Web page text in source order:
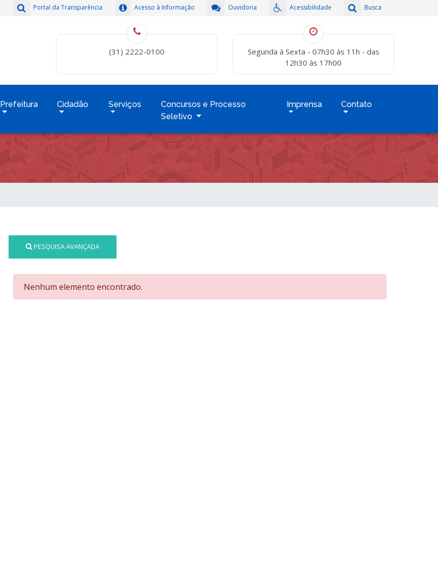
Busca
Acessibilidade
Ouvidoria
Acesso à Informação
Portal da Transparência
(31) 2222-0100
Segunda à Sexta - 07h30 às 11h - das
12h30 às 17h00
Prefeitura Cidadão Serviços
Concursos e Processo
Seletivo
Imprensa Contato
PESQUISA AVANÇADA
Nenhum elemento encontrado.